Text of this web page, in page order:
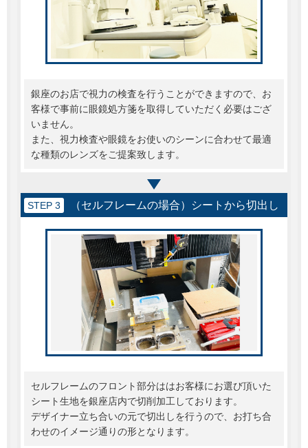
銀座のお店で視力の検査を行うことができますので、お
客様で事前に眼鏡処方箋を取得していただく必要はござ
いません。
また、視力検査や眼鏡をお使いのシーンに合わせて最適
な種類のレンズをご提案致します。
STEP 3 （セルフレームの場合）シートから切出し
セルフレームのフロント部分ははお客様にお選び頂いた
シート生地を銀座店内で切削加工しております。
デザイナー立ち合いの元で切出しを行うので、お打ち合
わせのイメージ通りの形となります。